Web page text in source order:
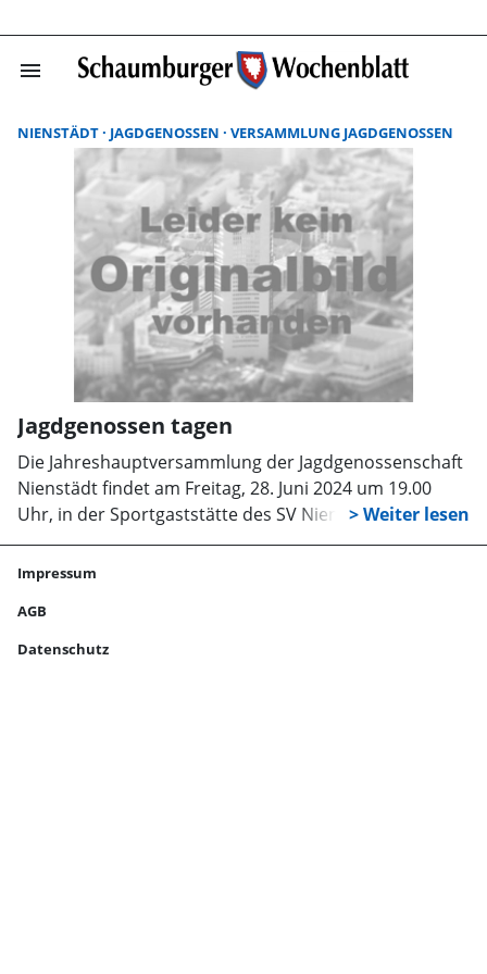
menu
NIENSTÄDT JAGDGENOSSEN VERSAMMLUNG JAGDGENOSSEN
Jagdgenossen tagen
Die Jahreshauptversammlung der Jagdgenossenschaft
Nienstädt findet am Freitag, 28. Juni 2024 um 19.00
Uhr, in der Sportgaststätte des SV Nienstädt 09, statt.
Impressum
AGB
Datenschutz